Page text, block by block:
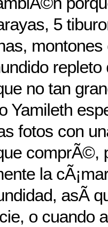
5
no tan
Yamileth
fotos con
comprÃ©,
la
asÃ­
o cuando